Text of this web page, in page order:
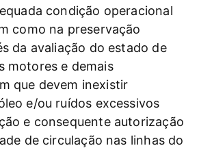
condição operacional
como na preservação
da avaliação do estado de
motores e demais
que devem inexistir
e/ou ruídos excessivos
e consequente autorização
de circulação nas linhas do